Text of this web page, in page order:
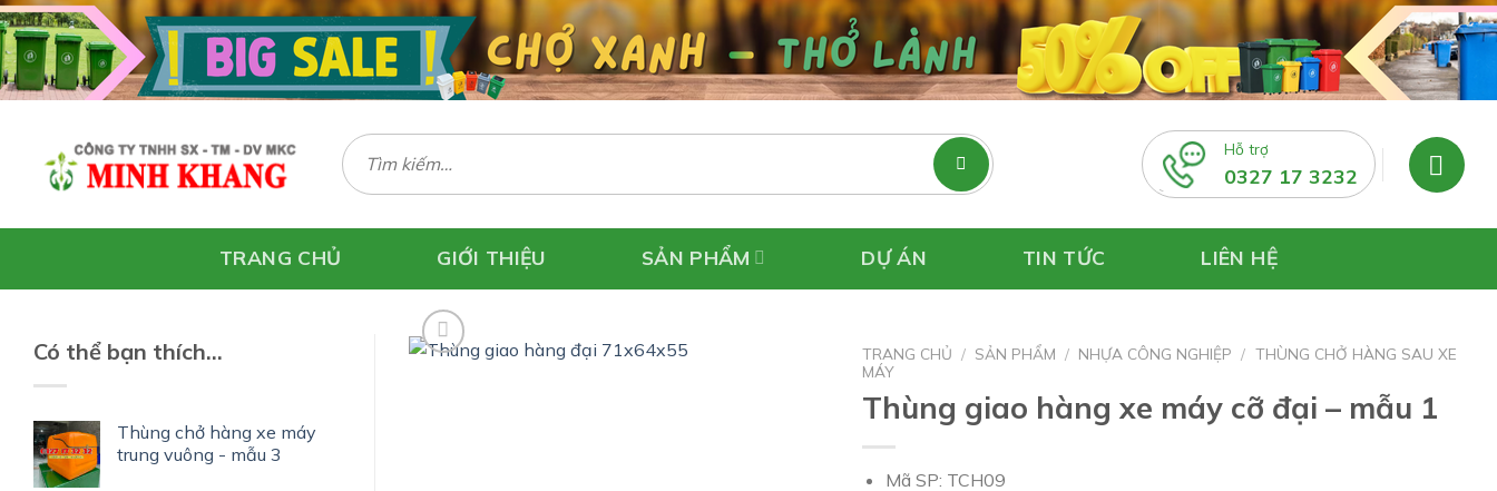
Skip
to
content
Tìm
kiếm:
Hỗ trợ
0327 17 3232
TRANG CHỦ GIỚI THIỆU SẢN PHẨM DỰ ÁN TIN TỨC LIÊN HỆ
Có thể bạn thích…
Thùng chở hàng xe máy
trung vuông - mẫu 3
TRANG CHỦ / SẢN PHẨM / NHỰA CÔNG NGHIỆP / THÙNG CHỞ HÀNG SAU XE
MÁY
Thùng giao hàng xe máy cỡ đại – mẫu 1
Mã SP: TCH09